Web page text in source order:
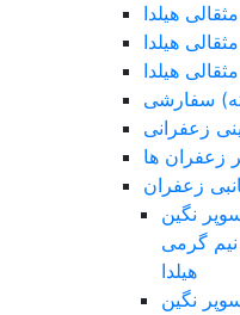
هیلدا
هیلدا
هیلدا
سفارشی
زعفرانی
زعفران ها
زعفران
نگین
گرمی
هیلدا
نگین